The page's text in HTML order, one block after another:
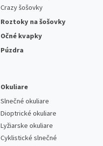
Crazy šošovky
Roztoky na šošovky
Očné kvapky
Púzdra
Okuliare
Slnečné okuliare
Dioptrické okuliare
Lyžiarske okuliare
Cyklistické slnečné